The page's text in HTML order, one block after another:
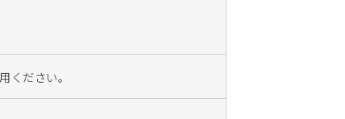
ください。